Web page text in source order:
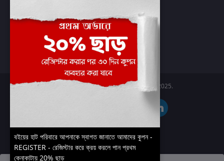
প্রবেশ করুন
অর্ডার ইতিহাস
আমার ইচ্ছাগুলি
অর্ডার ট্র্যাকিং
Boier Haat™ | © All rights reserved 2025.
বইয়ের হাট পরিবারে আপনাকে স্বাগত জানাতে আমাদের কুপন -
REGISTER - রেজিস্টার করে ক্রয় করলে পান প্রথম
কেনাকাটায় 20% ছাড়